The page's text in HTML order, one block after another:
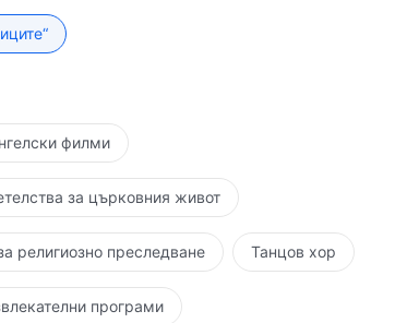
филми
за църковния живот
религиозно преследване Танцов хор
програми